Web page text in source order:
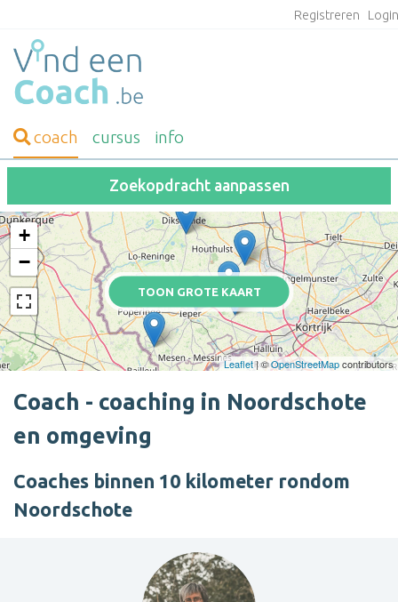
Registreren
coach cursus info
Zoekopdracht aanpassen
TOON GROTE KAART
+
−
Leaflet| ©OpenStreetMapcontributors
Coach - coaching in Noordschote
en omgeving
Coaches binnen 10 kilometer rondom
Noordschote